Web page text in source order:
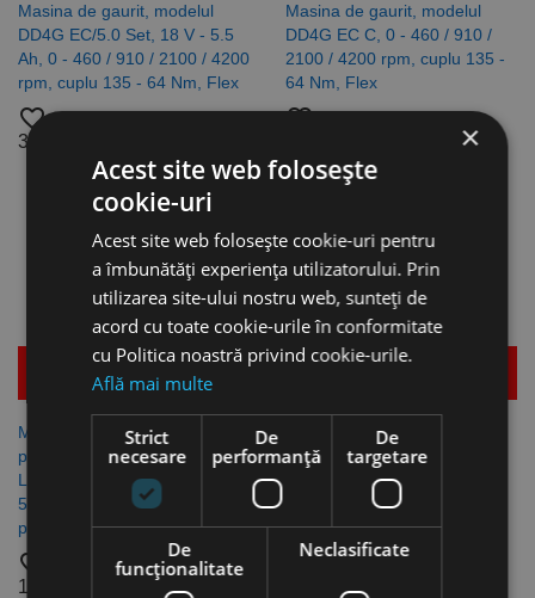
Masina de gaurit, modelul
DD4G EC/5.0 Set, 18 V - 5.5
Ah, 0 - 460 / 910 / 2100 / 4200
rpm, cuplu 135 - 64 Nm, Flex
favorite_border
3.324,69 lei
Masina de gaurit, modelul
DD4G EC C, 0 - 460 / 910 /
2100 / 4200 rpm, cuplu 135 -
64 Nm, Flex
favorite_border
Mai multe detalii
Masina de gaurit compacta cu
percutie, modelul PD2G EC
LD/2.5 Set, 18 V - 2.5 Ah, 0 -
500 / 1800 rpm, motor fara
perii, FLEX
favorite_border
1.335,39 lei
Masina de gaurit cu percutie,
modelul PD2G EC LD C, 0 -
500 / 1800 rpm, 0 - 8000 /
28800 bpm, Flex
favorite_border
1.068,32 lei
×
Acest site web folosește
cookie-uri
Acest site web folosește cookie-uri pentru
a îmbunătăți experiența utilizatorului. Prin
utilizarea site-ului nostru web, sunteți de
acord cu toate cookie-urile în conformitate
cu Politica noastră privind cookie-urile.
Află mai multe
Strict
necesare
De
performanță
De
targetare
De
funcţionalitate
Neclasificate